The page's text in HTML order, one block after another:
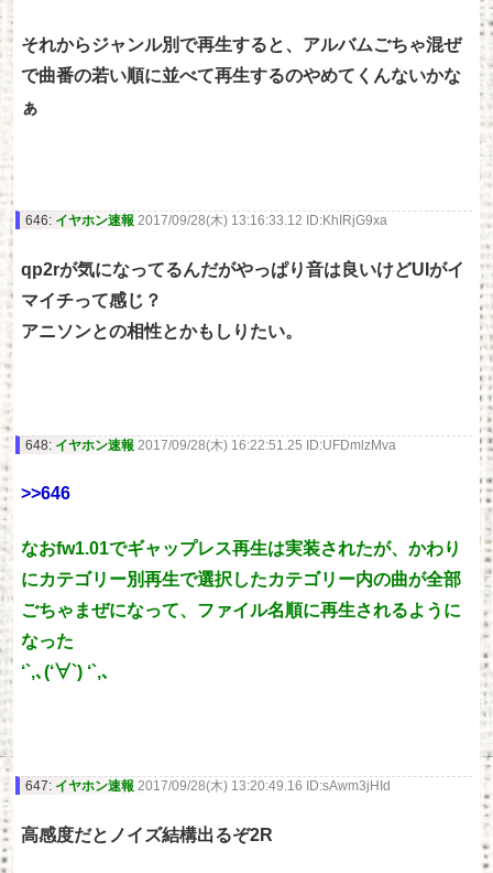
それからジャンル別で再生すると、アルバムごちゃ混ぜ
で曲番の若い順に並べて再生するのやめてくんないかな
ぁ
646: イヤホン速報 2017/09/28(木) 13:16:33.12 ID:KhIRjG9xa
qp2rが気になってるんだがやっぱり音は良いけどUIがイ
マイチって感じ？
アニソンとの相性とかもしりたい。
648: イヤホン速報 2017/09/28(木) 16:22:51.25 ID:UFDmlzMva
>>646
なおfw1.01でギャップレス再生は実装されたが、かわり
にカテゴリー別再生で選択したカテゴリー内の曲が全部
ごちゃまぜになって、ファイル名順に再生されるように
なった
‘`,､(‘∀`) ‘`,､
647: イヤホン速報 2017/09/28(木) 13:20:49.16 ID:sAwm3jHId
高感度だとノイズ結構出るぞ2R